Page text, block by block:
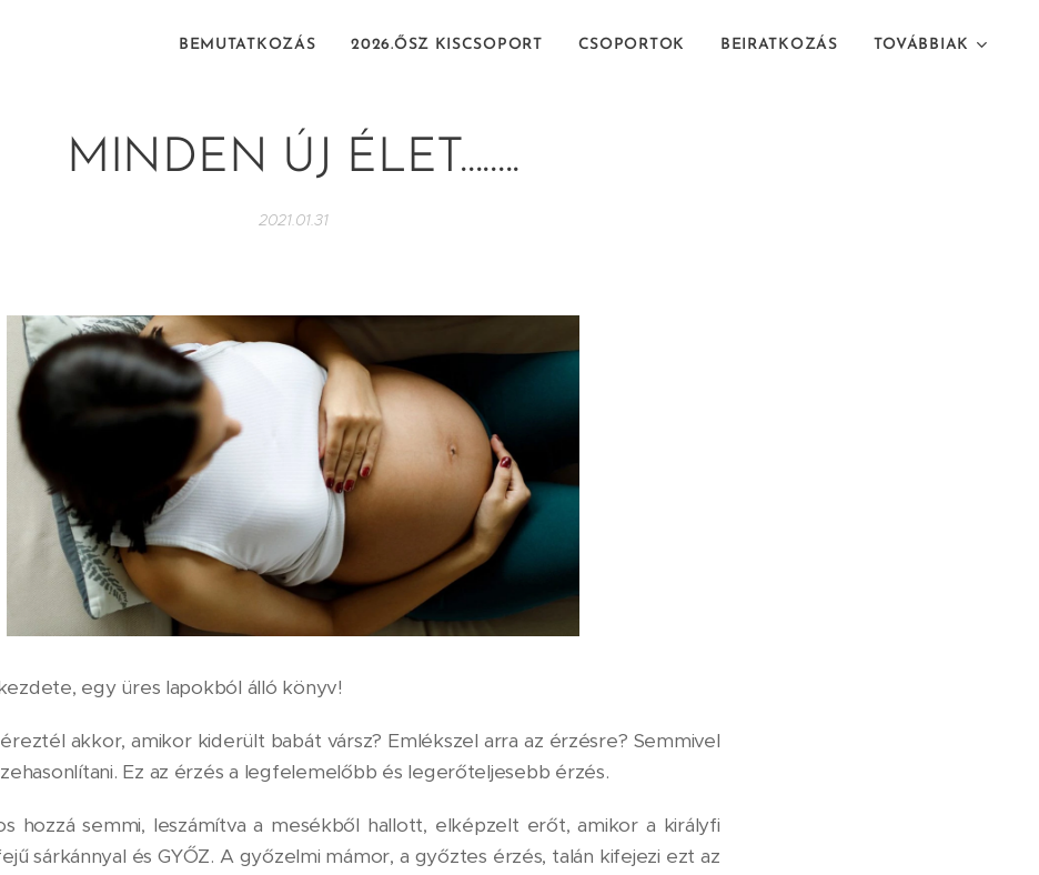
BEMUTATKOZÁS 2026.ŐSZ KISCSOPORT CSOPORTOK BEIRATKOZÁS TOVÁBBIAK
MINDEN ÚJ ÉLET........
2021.01.31
egy üres lapokból álló könyv!
akkor, amikor kiderült babát vársz? Emlékszel arra az érzésre? Semmivel
Ez az érzés a legfelemelőbb és legerőteljesebb érzés.
hozzá semmi, leszámítva a mesékből hallott, elképzelt erőt, amikor a királyfi
sárkánnyal és GYŐZ. A győzelmi mámor, a győztes érzés, talán kifejezi ezt az